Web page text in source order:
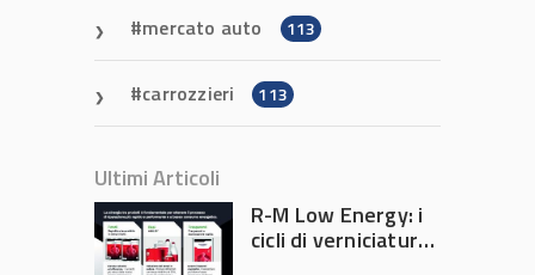
mercato auto 113
carrozzieri 113
Ultimi Articoli
R-M Low Energy: i
cicli di verniciatura